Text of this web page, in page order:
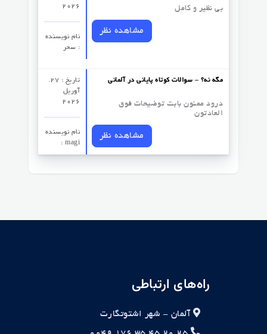
2026
نام نویسنده
: سحر
بی نظیر و کامل
مشاهده نظر
تاریخ : 27.
آوریل
2026
نام نویسنده
: magi
مگه نه؟ – سوالات کوتاه پایانی در آلمانی
درود ممنون بابت توضیحات فوق
العادتون
مشاهده نظر
راه‌های ارتباطی
آلمان - شهر اشتوتگارت